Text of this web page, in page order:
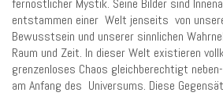
fernöstlicher Mystik. Seine Bilder sind
entstammen einer Welt jenseits von
Bewusstsein und unserer sinnlichen
Raum und Zeit. In dieser Welt existieren
grenzenloses Chaos gleichberechtigt
am Anfang des Universums. Diese